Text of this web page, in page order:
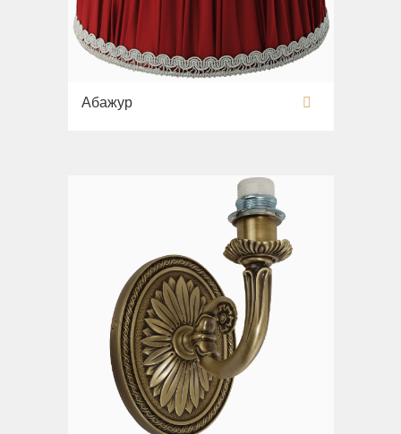
Абажур